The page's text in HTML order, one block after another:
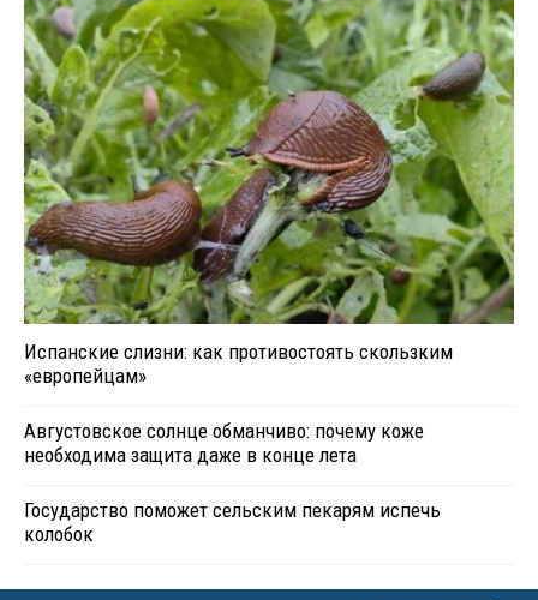
Испанские слизни: как противостоять скользким
«европейцам»
Августовское солнце обманчиво: почему коже
необходима защита даже в конце лета
Государство поможет сельским пекарям испечь
колобок